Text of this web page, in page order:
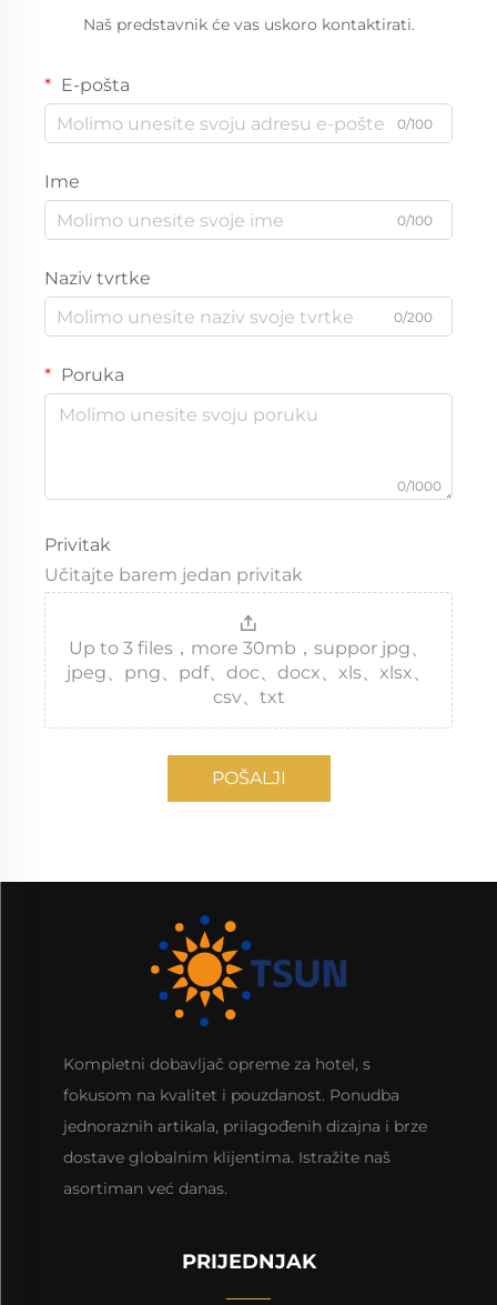
Naš predstavnik će vas uskoro kontaktirati.
E-pošta
0/100
Ime
0/100
Naziv tvrtke
0/200
Poruka
0/1000
Privitak
Učitajte barem jedan privitak
Up to 3 files，more 30mb，suppor jpg、
jpeg、png、pdf、doc、docx、xls、xlsx、
csv、txt
POŠALJI
Kompletni dobavljač opreme za hotel, s
fokusom na kvalitet i pouzdanost. Ponudba
jednoraznih artikala, prilagođenih dizajna i brze
dostave globalnim klijentima. Istražite naš
asortiman već danas.
PRIJEDNJAK